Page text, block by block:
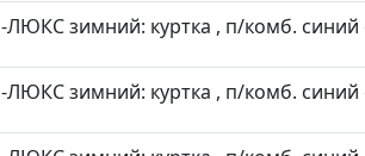
зимний: куртка , п/комб. синий
зимний: куртка , п/комб. синий